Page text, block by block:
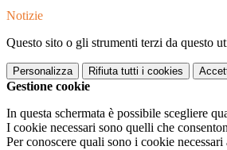
Notizie
Questo sito o gli strumenti terzi da questo
Personalizza Rifiuta tutti i cookies
Gestione cookie
In questa schermata è possibile scegliere
I cookie necessari sono quelli che
Per conoscere quali sono i cookie